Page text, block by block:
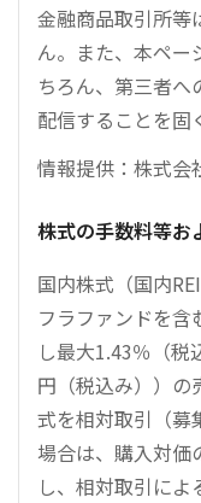
金融商品取引所等
ん。また、本ペー
ちろん、第三者
配信することを固
情報提供：株式会
株式の手数料等お
国内株式（国内
フラファンドを含
し最大1.43％（
円（税込み））の
式を相対取引（募
場合は、購入対価
し、相対取引に